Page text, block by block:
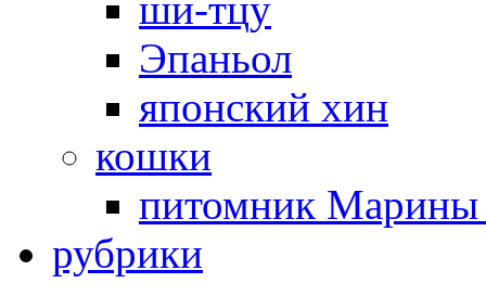
Эпаньол
японский хин
кошки
питомник Марины
рубрики